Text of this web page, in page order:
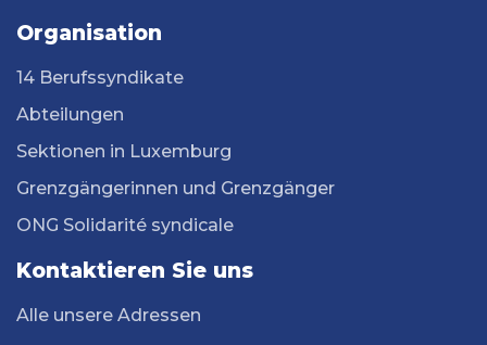
Organisation
14 Berufssyndikate
Abteilungen
Sektionen in Luxemburg
Grenzgängerinnen und Grenzgänger
ONG Solidarité syndicale
Kontaktieren Sie uns
Alle unsere Adressen